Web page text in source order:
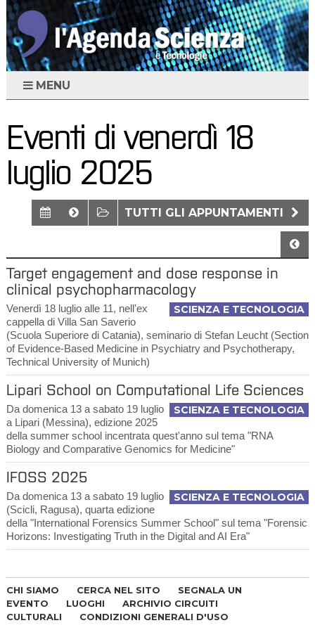
MENU
Eventi di venerdì 18
luglio 2025
TUTTI GLI APPUNTAMENTI
Target engagement and dose response in
clinical psychopharmacology
SCIENZA E TECNOLOGIA
Venerdì 18 luglio alle 11, nell'ex
cappella di Villa San Saverio
(Scuola Superiore di Catania), seminario di Stefan Leucht (Section
of Evidence-Based Medicine in Psychiatry and Psychotherapy,
Technical University of Munich)
Lipari School on Computational Life Sciences
SCIENZA E TECNOLOGIA
Da domenica 13 a sabato 19 luglio
a Lipari (Messina), edizione 2025
della summer school incentrata quest'anno sul tema "RNA
Biology and Comparative Genomics for Medicine"
IFOSS 2025
SCIENZA E TECNOLOGIA
Da domenica 13 a sabato 19 luglio
(Scicli, Ragusa), quarta edizione
della "International Forensics Summer School" sul tema "Forensic
Horizons: Investigating Truth in the Digital and AI Era"
CHI SIAMO CERCA NEL SITO
SEGNALA UN
EVENTO
LUOGHI
ARCHIVIO CIRCUITI
CULTURALI
CONDIZIONI GENERALI D'USO